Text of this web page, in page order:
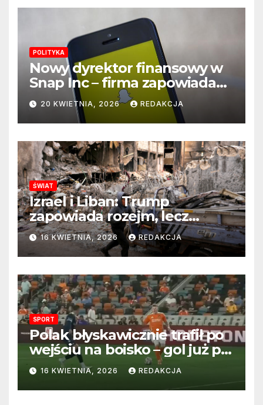
POLITYKA
Nowy dyrektor finansowy w
Snap Inc – firma zapowiada
zmianę na kluczowym
stanowisku
20 KWIETNIA, 2026 REDAKCJA
ŚWIAT
Izrael i Liban: Trump
zapowiada rozejm, lecz
perspektywa zakończenia
wojny wciąż odległa
16 KWIETNIA, 2026 REDAKCJA
SPORT
Polak błyskawicznie trafił po
wejściu na boisko – gol już po
22 sekundach!
16 KWIETNIA, 2026 REDAKCJA